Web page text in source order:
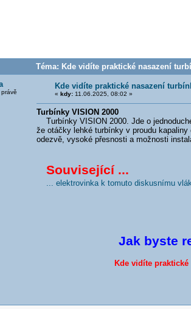
Téma: Kde vidíte praktické nasazení
Kde vidíte praktické nasazení
« kdy:11.06.2025, 08:02 »
Turbínky VISION 2000
Turbínky VISION 2000. Jde o
že otáčky lehké turbínky v proudu
odezvě, vysoké přesnosti a možnosti
Související ...
... elektrovinka k tomuto diskusnímu
Jak byste
Kde vidíte